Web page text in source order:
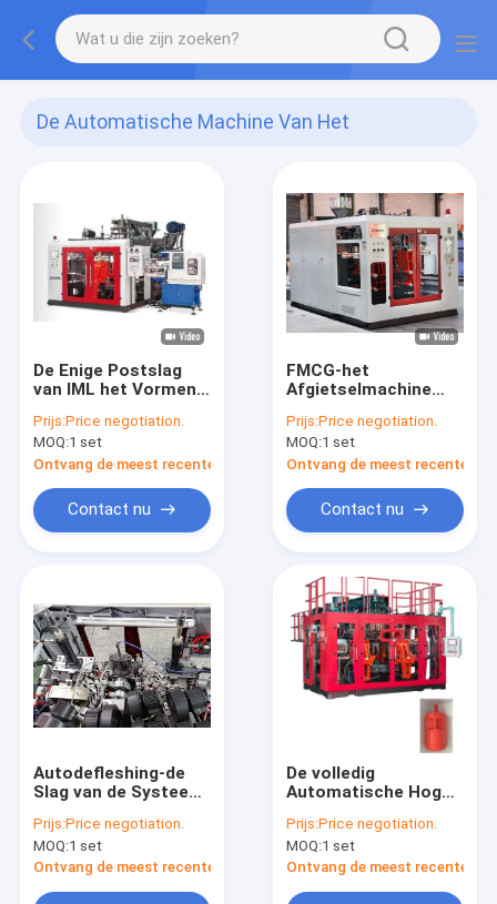
De Automatische Machine Van Het
De Enige Postslag
van IML het Vormen
Prijs:Price negotiation.
MOQ:1 set
Ontvang de meest recente Prijs
Contact nu
FMCG-het
Afgietselmachine
Automatische Slag
Prijs:Price negotiation.
MOQ:1 set
Ontvang de meest recente
Contact nu
Autodefleshing-de
Slag van de Systeem
Vormen Machine
Prijs:Price negotiation.
MOQ:1 set
Ontvang de meest recente Prijs
De volledig
Automatische Hoge
Machinemp100fd
Drie Laag 20L 30L
van het Slagafgietsel
Prijs:Price negotiation.
MOQ:1 set
Ontvang de meest recente